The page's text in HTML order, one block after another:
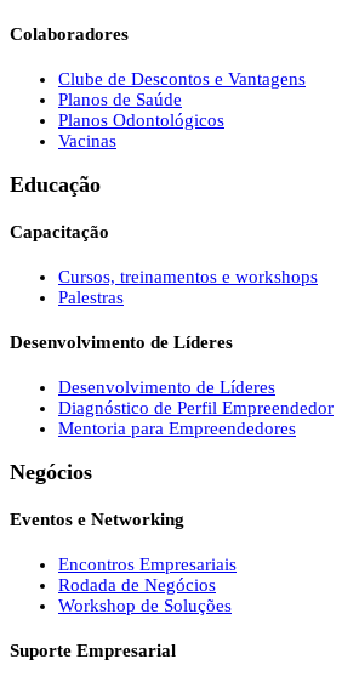
Colaboradores
Clube de Descontos e Vantagens
Planos de Saúde
Planos Odontológicos
Vacinas
Educação
Capacitação
Cursos, treinamentos e workshops
Palestras
Desenvolvimento de Líderes
Desenvolvimento de Líderes
Diagnóstico de Perfil Empreendedor
Mentoria para Empreendedores
Negócios
Eventos e Networking
Encontros Empresariais
Rodada de Negócios
Workshop de Soluções
Suporte Empresarial